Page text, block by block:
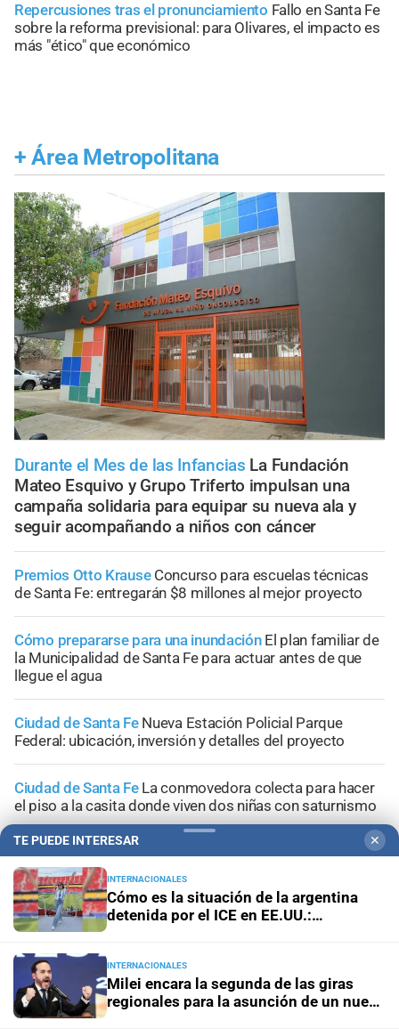
Repercusiones tras el pronunciamiento Fallo en Santa Fe
sobre la reforma previsional: para Olivares, el impacto es
más "ético" que económico
+ Área Metropolitana
Durante el Mes de las Infancias La Fundación
Mateo Esquivo y Grupo Triferto impulsan una
campaña solidaria para equipar su nueva ala y
seguir acompañando a niños con cáncer
Premios Otto Krause Concurso para escuelas técnicas
de Santa Fe: entregarán $8 millones al mejor proyecto
Cómo prepararse para una inundación El plan familiar de
la Municipalidad de Santa Fe para actuar antes de que
llegue el agua
Ciudad de Santa Fe Nueva Estación Policial Parque
Federal: ubicación, inversión y detalles del proyecto
Ciudad de Santa Fe La conmovedora colecta para hacer
el piso a la casita donde viven dos niñas con saturnismo
+Sucesos
TE PUEDE INTERESAR ✕
INTERNACIONALES
Cómo es la situación de la argentina
detenida por el ICE en EE.UU.:
INTERNACIONALES
Milei encara la segunda de las giras
regionales para la asunción de un nuevo